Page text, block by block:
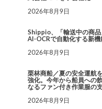
2026年8月9日
Shippio、「輸送中の商
AI-OCRで自動化する新
2026年8月9日
栗林商船／夏の安全運航
強化。今年から船員への
なるファン付き作業服の
2026年8月9日